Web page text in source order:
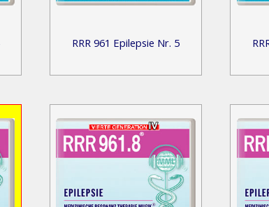
RRR 961 Epilepsie Nr. 5